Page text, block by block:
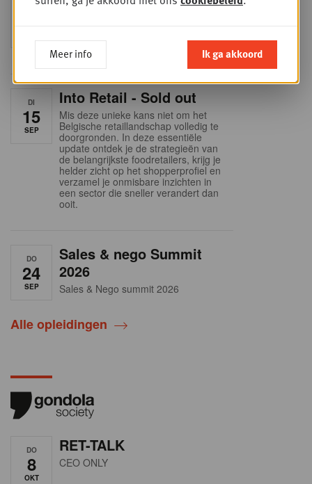
WOE
onderhandelingstafel is geen toeval!
DI
15
SEP
Into Retail - Sold out
Mis deze unieke kans niet om het
Belgische retaillandschap volledig te
doorgronden. In deze essentiële
update ontdek je de strategieën van
de belangrijkste foodretailers, krijg je
helder zicht op het shopperprofiel en
verzamel je onmisbare inzichten in
een sector die sneller verandert dan
ooit.
DO
24
SEP
Sales & nego Summit
2026
Sales & Nego summit 2026
Alle opleidingen
DO
8
OKT
RET-TALK
CEO ONLY
Meer info Ik ga akkoord